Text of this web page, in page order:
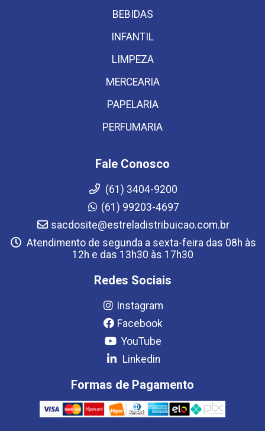
BEBIDAS
INFANTIL
LIMPEZA
MERCEARIA
PAPELARIA
PERFUMARIA
Fale Conosco
(61) 3404-9200
(61) 99203-4697
sacdosite@estreladistribuicao.com.br
Atendimento de segunda a sexta-feira das 08h às
12h e das 13h30 às 17h30
Redes Sociais
Instagram
Facebook
YouTube
Linkedin
Formas de Pagamento